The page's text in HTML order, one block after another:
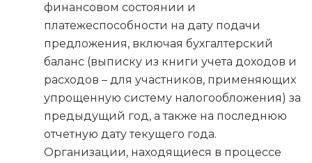
финансовом состоянии и
платежеспособности на дату подачи
предложения, включая бухгалтерский
баланс (выписку из книги учета доходов и
расходов – для участников, применяющих
упрощенную систему налогообложения) за
предыдущий год, а также на последнюю
отчетную дату текущего года.
Организации, находящиеся в процессе